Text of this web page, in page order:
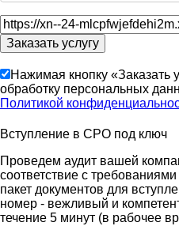
Нажимая кнопку «Заказать
обработку персональных
Политикой
Вступление в СРО под ключ
Проведем аудит вашей
соответствие с
пакет документов для
номер - вежливый и
течение 5 минут (в рабочее